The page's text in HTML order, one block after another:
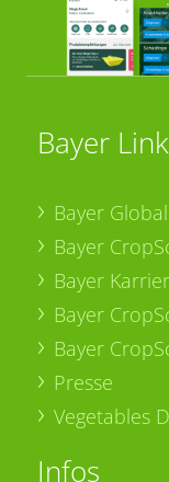
Bayer
Bayer Global
Bayer
Bayer
Bayer
Bayer
Presse
Vegetables
Infos